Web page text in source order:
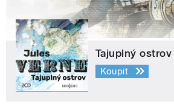
Tajuplný ostrov
Koupit